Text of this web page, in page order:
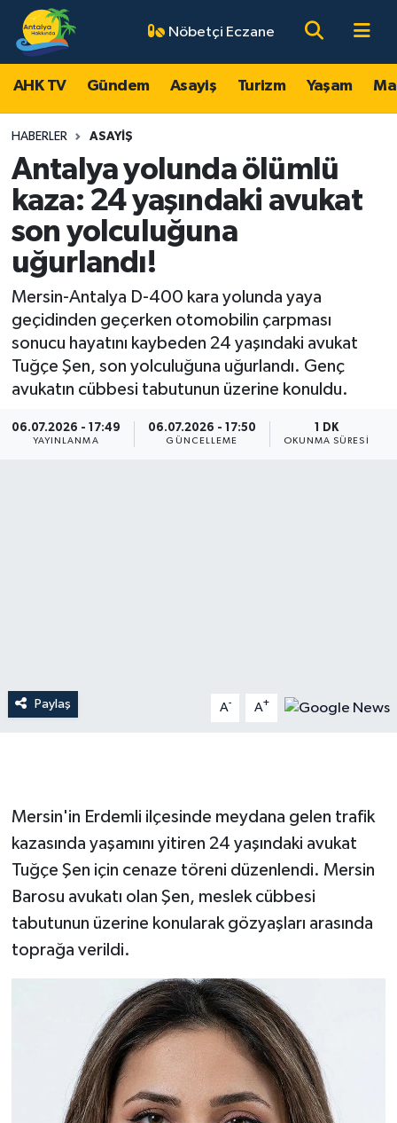
Nöbetçi Eczane
AHK TV Gündem Asayiş Turizm Yaşam
HABERLER ASAYIŞ
Antalya yolunda ölümlü
kaza: 24 yaşındaki avukat
son yolculuğuna
uğurlandı!
Mersin-Antalya D-400 kara yolunda yaya
geçidinden geçerken otomobilin çarpması
sonucu hayatını kaybeden 24 yaşındaki avukat
Tuğçe Şen, son yolculuğuna uğurlandı. Genç
avukatın cübbesi tabutunun üzerine konuldu.
06.07.2026 - 17:49
YAYINLANMA
06.07.2026 - 17:50
GÜNCELLEME
1 DK
OKUNMA SÜRESI
Paylaş A- A+
Mersin'in Erdemli ilçesinde meydana gelen trafik
kazasında yaşamını yitiren 24 yaşındaki avukat
Tuğçe Şen için cenaze töreni düzenlendi. Mersin
Barosu avukatı olan Şen, meslek cübbesi
tabutunun üzerine konularak gözyaşları arasında
toprağa verildi.
AHK TV
Gündem
Asayiş
Turizm
Yaşam
Magazin
Ekonomi
Spor
Dünya
Antalya Nöbetçi Eczaneler
Antalya Hava Durumu
Antalya Namaz Vakitleri
Antalya Trafik Yoğunluk Haritası
Süper Lig Puan Durumu ve Fikstür
Tüm Manşetler
Son Dakika Haberleri
Haber Arşivi